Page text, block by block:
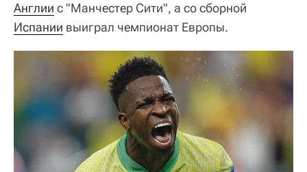
Англии с "Манчестер Сити", а со сборной
Испании выиграл чемпионат Европы.